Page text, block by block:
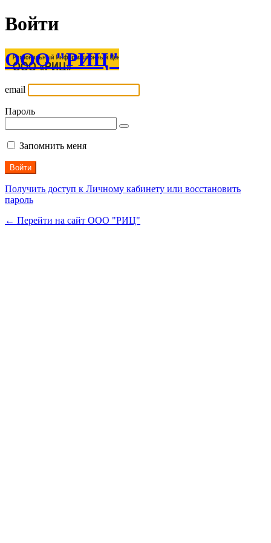
Войти
ООО "РИЦ"
email
Пароль
Запомнить меня
Получить доступ к Личному кабинету или восстановить
пароль
← Перейти на сайт ООО "РИЦ"